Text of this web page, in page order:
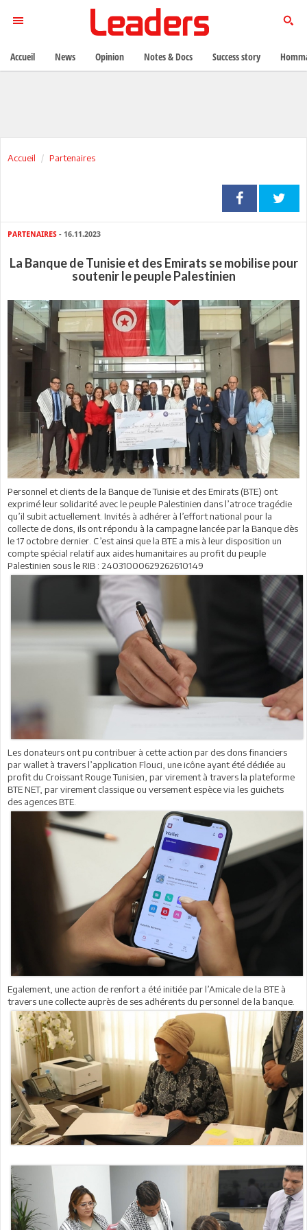
Accueil Partenaires
PARTENAIRES - 16.11.2023
La Banque de Tunisie et des Emirats se mobilise pour
soutenir le peuple Palestinien
Personnel et clients de la Banque de Tunisie et des Emirats (BTE) ont
exprimé leur solidarité avec le peuple Palestinien dans l’atroce tragédie
qu’il subit actuellement. Invités à adhérer à l’effort national pour la
collecte de dons, ils ont répondu à la campagne lancée par la Banque dès
le 17 octobre dernier. C’est ainsi que la BTE a mis à leur disposition un
compte spécial relatif aux aides humanitaires au profit du peuple
Palestinien sous le RIB : 24031000629262610149
Les donateurs ont pu contribuer à cette action par des dons financiers
par wallet à travers l’application Flouci, une icône ayant été dédiée au
profit du Croissant Rouge Tunisien, par virement à travers la plateforme
BTE NET, par virement classique ou versement espèce via les guichets
des agences BTE.
Egalement, une action de renfort a été initiée par l’Amicale de la BTE à
travers une collecte auprès de ses adhérents du personnel de la banque.
Accueil News Opinion Notes & Docs Success story